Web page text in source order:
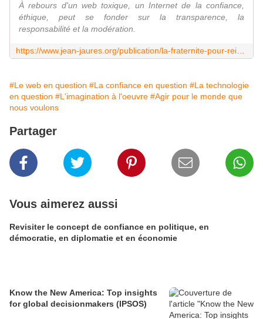
À rebours d'un web toxique, un Internet de la confiance,
éthique, peut se fonder sur la transparence, la
responsabilité et la modération.
#Le web en question #La confiance en question #La technologie
en question #L'imagination à l'oeuvre #Agir pour le monde que
nous voulons
Partager
Vous aimerez aussi
Revisiter le concept de confiance en politique, en
démocratie, en diplomatie et en économie
Know the New America: Top insights
for global decisionmakers (IPSOS)